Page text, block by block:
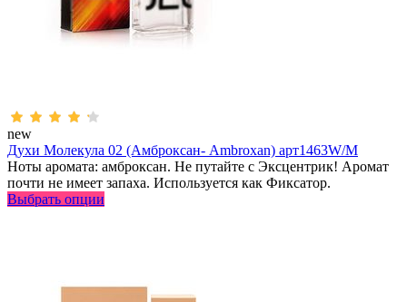
new
Духи Молекула 02 (Амброксан- Ambroxan) арт1463W/M
Ноты аромата: амброксан. Не путайте с Эксцентрик! Аромат
почти не имеет запаха. Используется как Фиксатор.
Выбрать опции